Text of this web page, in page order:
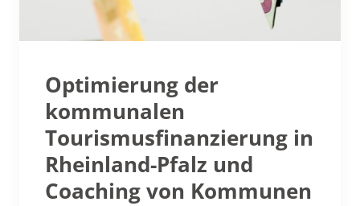
Optimierung der
kommunalen
Tourismusfinanzierung in
Rheinland-Pfalz und
Coaching von Kommunen